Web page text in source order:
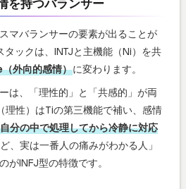
を持つバランサー
マバランサーの要素が出ることが
ックは、INTJと主機能（Ni）を共
外向的感情）に変わります。
は、「理性的」と「共感的」が両
理性）はTiの第三機能で補い、感情
自分の中で処理してから冷静に対応
、実は一番人の痛みがわかる人」
がINFJ型の特徴です。